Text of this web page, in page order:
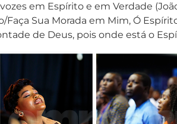
em Espírito e em Verdade
Faça Sua Morada em Mim, Ó
de Deus, pois onde está o